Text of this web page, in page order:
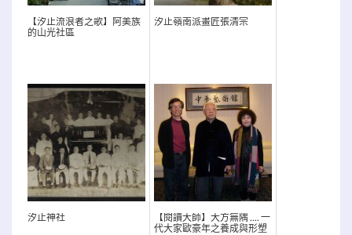
【汐止流浪者之歌】阿美族
的山光社區
汐止嶺南派畫匠張清宗
汐止神社
【閱讀大師】大方無隅 .... 一
代大家歐豪年之養成與形塑